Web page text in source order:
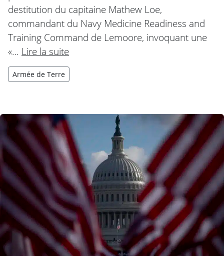
destitution du capitaine Mathew Loe,
commandant du Navy Medicine Readiness and
Training Command de Lemoore, invoquant une
«… Lire la suite
Armée de Terre